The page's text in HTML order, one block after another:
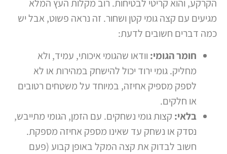
הקרקע, והוא קריטי לבטיחות. רוב מקלות העץ המלא
מגיעים עם קצה גומי קטן ושחור. זה נראה פשוט, אבל יש
כמה דברים חשובים לדעת:
חומר הגומי:וודאו שהגומי איכותי, עמיד, ולא
מחליק. גומי ירוד יכול להישחק במהירות או לא
לספק מספיק אחיזה, במיוחד על משטחים רטובים
או חלקים.
בלאי:קצות גומי נשחקים. עם הזמן, הגומי מתייבש,
נסדק או נשחק עד שאינו מספק אחיזה מספקת.
חשוב לבדוק את קצה המקל באופן קבוע (פעם